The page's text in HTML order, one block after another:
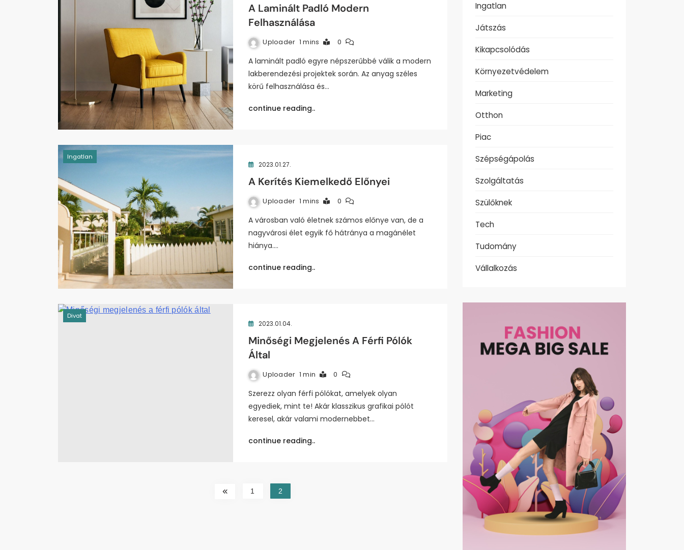
A Laminált Padló Modern
Felhasználása
Uploader 1 mins 0
A laminált padló egyre népszerűbbé válik a modern
lakberendezési projektek során. Az anyag széles
körű felhasználása és…
continue reading..
Ingatlan
2023.01.27.
A Kerítés Kiemelkedő Előnyei
Uploader 1 mins 0
A városban való életnek számos előnye van, de a
nagyvárosi élet egyik fő hátránya a magánélet
hiánya.…
continue reading..
Divat
2023.01.04.
Minőségi Megjelenés A Férfi Pólók
Által
Uploader 1 min 0
Szerezz olyan férfi pólókat, amelyek olyan
egyediek, mint te! Akár klasszikus grafikai pólót
keresel, akár valami modernebbet…
continue reading..
1 2
Ingatlan
Játszás
Kikapcsolódás
Környezetvédelem
Marketing
Otthon
Piac
Szépségápolás
Szolgáltatás
Szülőknek
Tech
Tudomány
Vállalkozás